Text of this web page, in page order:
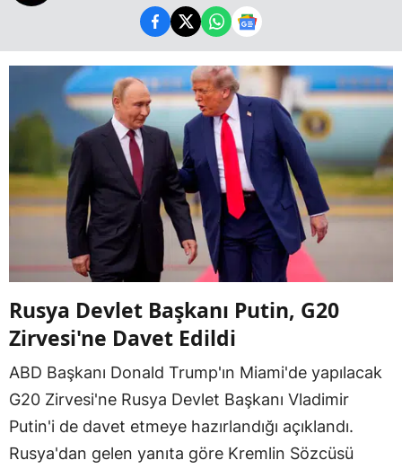
Rusya Devlet Başkanı Putin, G20
Zirvesi'ne Davet Edildi
ABD Başkanı Donald Trump'ın Miami'de yapılacak
G20 Zirvesi'ne Rusya Devlet Başkanı Vladimir
Putin'i de davet etmeye hazırlandığı açıklandı.
Rusya'dan gelen yanıta göre Kremlin Sözcüsü